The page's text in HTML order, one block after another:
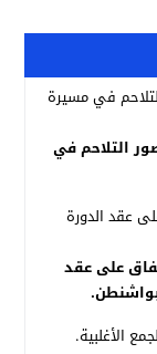
التلاحم في
على عقد
بواشنطن.